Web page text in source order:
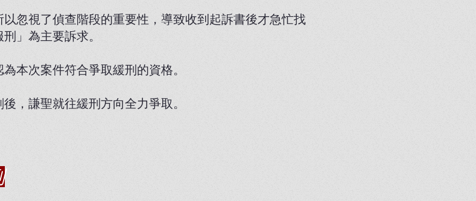
忽視了偵查階段的重要性，導致收到起訴書後才急忙找
」為主要訴求。
本次案件符合爭取緩刑的資格。
，謙聖就往緩刑方向全力爭取。